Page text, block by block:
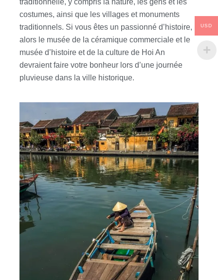
traditionnelle, y compris la nature, les gens et les
costumes, ainsi que les villages et monuments
traditionnels. Si vous êtes un passionné d’histoire,
alors le musée de la céramique commerciale et le
musée d’histoire et de la culture de Hoi An
devraient faire votre bonheur lors d’une journée
pluvieuse dans la ville historique.
USD